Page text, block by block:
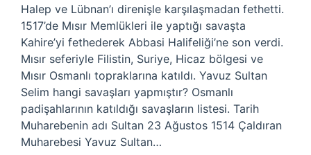
Halep ve Lübnan’ı direnişle karşılaşmadan fethetti.
1517’de Mısır Memlükleri ile yaptığı savaşta
Kahire’yi fethederek Abbasi Halifeliği’ne son verdi.
Mısır seferiyle Filistin, Suriye, Hicaz bölgesi ve
Mısır Osmanlı topraklarına katıldı. Yavuz Sultan
Selim hangi savaşları yapmıştır? Osmanlı
padişahlarının katıldığı savaşların listesi. Tarih
Muharebenin adı Sultan 23 Ağustos 1514 Çaldıran
Muharebesi Yavuz Sultan…